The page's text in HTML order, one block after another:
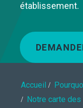
établissement.
Accueil
Notre carte